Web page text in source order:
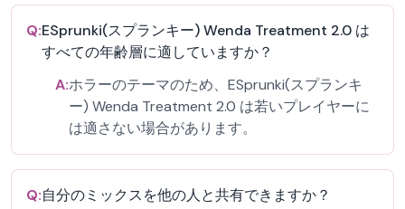
Q:ESprunki(スプランキー) Wenda Treatment 2.0 は
すべての年齢層に適していますか？
A:ホラーのテーマのため、ESprunki(スプランキ
ー) Wenda Treatment 2.0 は若いプレイヤーに
は適さない場合があります。
Q:自分のミックスを他の人と共有できますか？